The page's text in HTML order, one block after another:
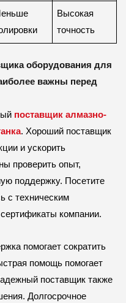
Высокая
точность
оборудования для
важны перед
поставщик алмазно-
. Хороший поставщик
и ускорить
проверить опыт,
поддержку. Посетите
с техническим
компании.
помогает сократить
помощь помогает
поставщик также
Долгосрочное